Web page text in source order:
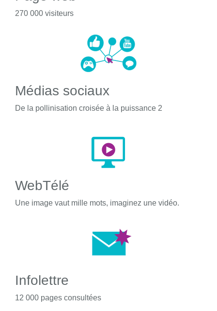
270 000 visiteurs
Médias sociaux
De la pollinisation croisée à la puissance 2
WebTélé
Une image vaut mille mots, imaginez une vidéo.
Infolettre
12 000 pages consultées